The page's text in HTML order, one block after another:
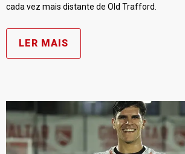
cada vez mais distante de Old Trafford.
LER MAIS